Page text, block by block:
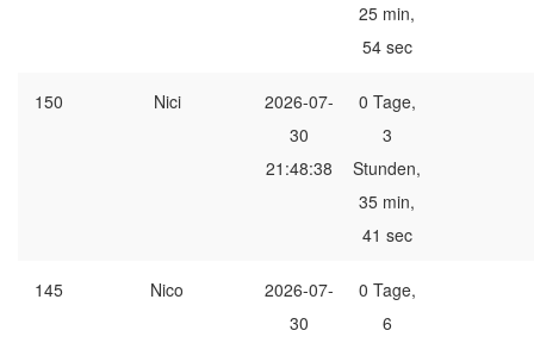
25 min,
54 sec
150 Nici
2026-07-
30
21:48:38
0 Tage,
3
Stunden,
35 min,
41 sec
145 Nico
2026-07-
30
0 Tage,
6